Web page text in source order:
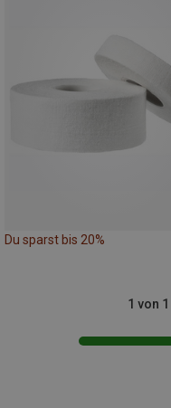
Du sparst bis 20%
1 von